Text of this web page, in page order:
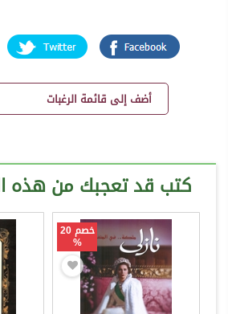
أضف إلى قائمة الرغبات
كتب قد تعجبك من هذه
خصم 20
%